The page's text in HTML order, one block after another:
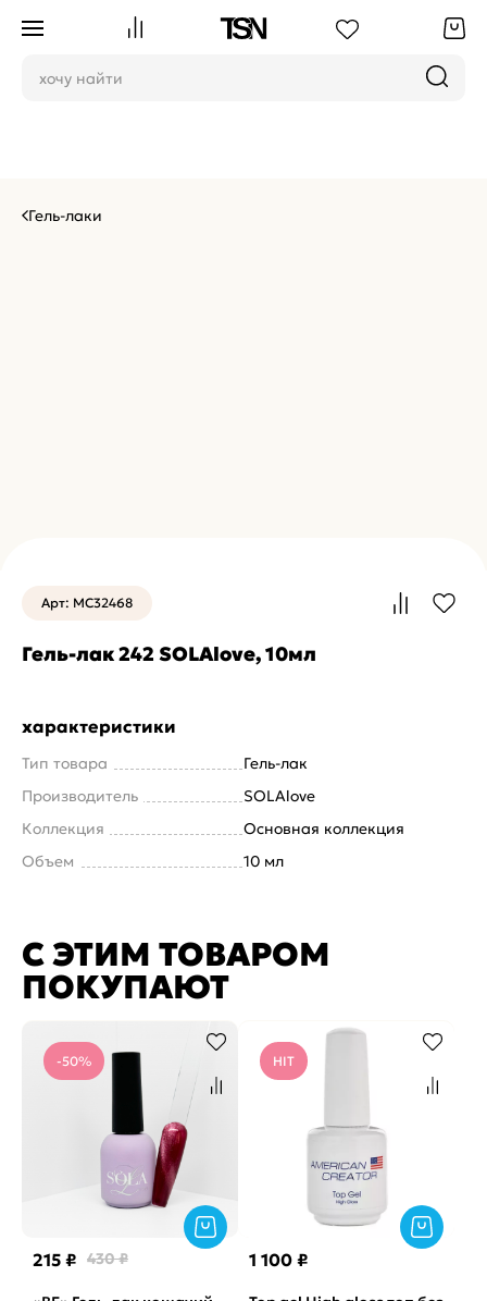
Гель-лаки
Арт: MC32468
Гель-лак 242 SOLAlove, 10мл
характеристики
Тип товара
Гель-лак
Производитель
SOLAlove
Коллекция
Основная коллекция
Объем
10 мл
С ЭТИМ ТОВАРОМ
ПОКУПАЮТ
-50%
215 ₽ 430 ₽
HIT
1 100 ₽